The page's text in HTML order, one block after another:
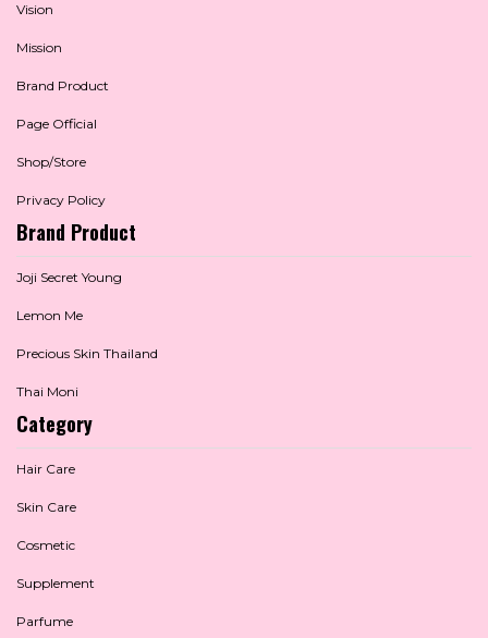
Vision
Mission
Brand Product
Page Official
Shop/Store
Privacy Policy
Brand Product
Joji Secret Young
Lemon Me
Precious Skin Thailand
Thai Moni
Category
Hair Care
Skin Care
Cosmetic
Supplement
Parfume